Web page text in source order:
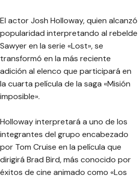
El actor Josh Holloway, quien alcanzó
popularidad interpretando al rebelde
Sawyer en la serie «Lost», se
transformó en la más reciente
adición al elenco que participará en
la cuarta película de la saga «Misión
imposible».
Holloway interpretará a uno de los
integrantes del grupo encabezado
por Tom Cruise en la película que
dirigirá Brad Bird, más conocido por
éxitos de cine animado como «Los